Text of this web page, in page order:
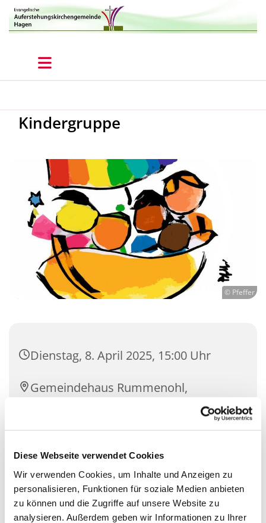
Diese Webseite verwendet Cookies
Wir verwenden Cookies, um Inhalte und Anzeigen zu
personalisieren, Funktionen für soziale Medien anbieten
zu können und die Zugriffe auf unsere Website zu
analysieren. Außerdem geben wir Informationen zu Ihrer
Kindergruppe
© Pfeffer
Dienstag, 8. April 2025, 15:00 Uhr
Gemeindehaus Rummenohl,
Bührener Weg 17, 58091 Hagen